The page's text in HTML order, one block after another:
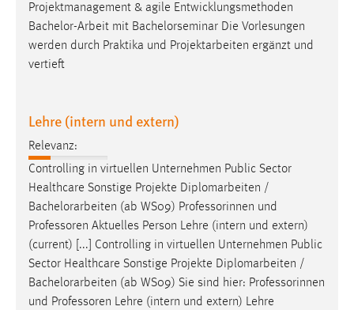
Projektmanagement & agile Entwicklungsmethoden
Bachelor-Arbeit mit Bachelorseminar Die Vorlesungen
werden durch Praktika und Projektarbeiten ergänzt und
vertieft
Lehre (intern und extern)
Relevanz:
Controlling in virtuellen Unternehmen Public Sector
Healthcare Sonstige Projekte Diplomarbeiten /
Bachelorarbeiten (ab WS09) Professorinnen und
Professoren Aktuelles Person Lehre (intern und extern)
(current) [...] Controlling in virtuellen Unternehmen Public
Sector Healthcare Sonstige Projekte Diplomarbeiten /
Bachelorarbeiten (ab WS09) Sie sind hier: Professorinnen
und Professoren Lehre (intern und extern) Lehre